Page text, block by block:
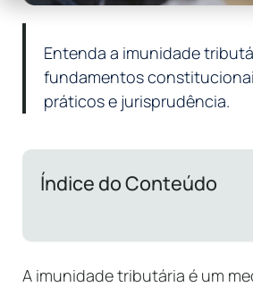
Entenda a imunidade
fundamentos
práticos e jurisprudência.
Índice do Conteúdo
A imunidade tributária é um